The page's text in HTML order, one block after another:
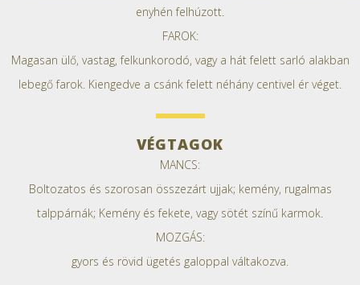
enyhén felhúzott.
FAROK:
Magasan ülő, vastag, felkunkorodó, vagy a hát felett sarló alakban
lebegő farok. Kiengedve a csánk felett néhány centivel ér véget.
VÉGTAGOK
MANCS:
Boltozatos és szorosan összezárt ujjak; kemény, rugalmas
talppárnák; Kemény és fekete, vagy sötét színű karmok.
MOZGÁS:
gyors és rövid ügetés galoppal váltakozva.